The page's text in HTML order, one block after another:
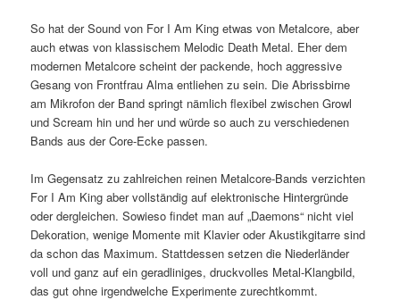
So hat der Sound von For I Am King etwas von Metalcore, aber
auch etwas von klassischem Melodic Death Metal. Eher dem
modernen Metalcore scheint der packende, hoch aggressive
Gesang von Frontfrau Alma entliehen zu sein. Die Abrissbirne
am Mikrofon der Band springt nämlich flexibel zwischen Growl
und Scream hin und her und würde so auch zu verschiedenen
Bands aus der Core-Ecke passen.
Im Gegensatz zu zahlreichen reinen Metalcore-Bands verzichten
For I Am King aber vollständig auf elektronische Hintergründe
oder dergleichen. Sowieso findet man auf „Daemons“ nicht viel
Dekoration, wenige Momente mit Klavier oder Akustikgitarre sind
da schon das Maximum. Stattdessen setzen die Niederländer
voll und ganz auf ein geradliniges, druckvolles Metal-Klangbild,
das gut ohne irgendwelche Experimente zurechtkommt.